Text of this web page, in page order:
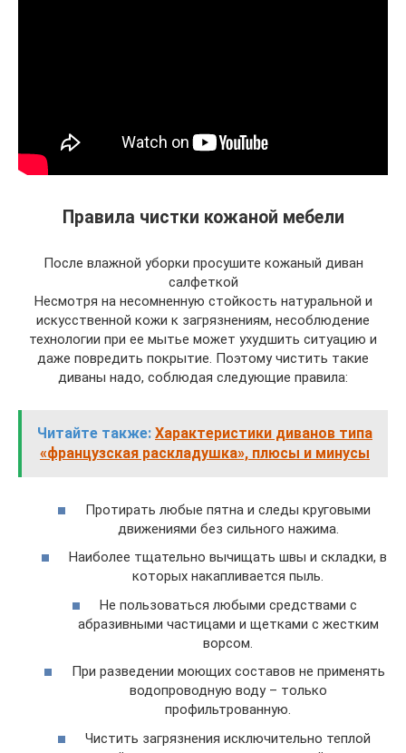
Правила чистки кожаной мебели
После влажной уборки просушите кожаный диван
салфеткой
Несмотря на несомненную стойкость натуральной и
искусственной кожи к загрязнениям, несоблюдение
технологии при ее мытье может ухудшить ситуацию и
даже повредить покрытие. Поэтому чистить такие
диваны надо, соблюдая следующие правила:
Читайте также: Характеристики диванов типа
«французская раскладушка», плюсы и минусы
Протирать любые пятна и следы круговыми
движениями без сильного нажима.
Наиболее тщательно вычищать швы и складки, в
которых накапливается пыль.
Не пользоваться любыми средствами с
абразивными частицами и щетками с жестким
ворсом.
При разведении моющих составов не применять
водопроводную воду – только
профильтрованную.
Чистить загрязнения исключительно теплой